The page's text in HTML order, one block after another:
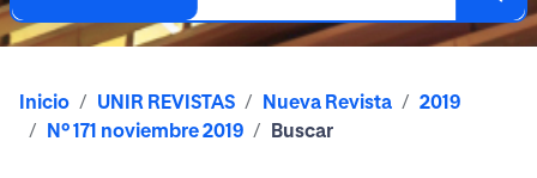
Inicio UNIR REVISTAS Nueva Revista
2019
Nº 171 noviembre 2019
Buscar